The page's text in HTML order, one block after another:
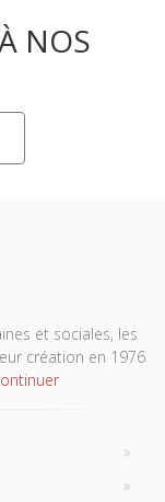
NOS
et sociales, les
création en 1976